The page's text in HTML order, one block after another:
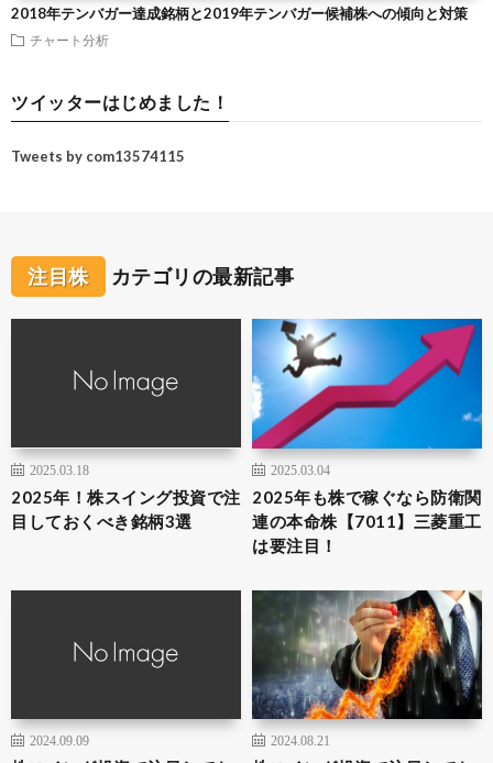
2018年テンバガー達成銘柄と2019年テンバガー候補株への傾向と対策
チャート分析
ツイッターはじめました！
Tweets by com13574115
注目株 カテゴリの最新記事
2025.03.18
2025年！株スイング投資で注
目しておくべき銘柄3選
2025.03.04
2025年も株で稼ぐなら防衛関
連の本命株【7011】三菱重工
は要注目！
2024.09.09 2024.08.21